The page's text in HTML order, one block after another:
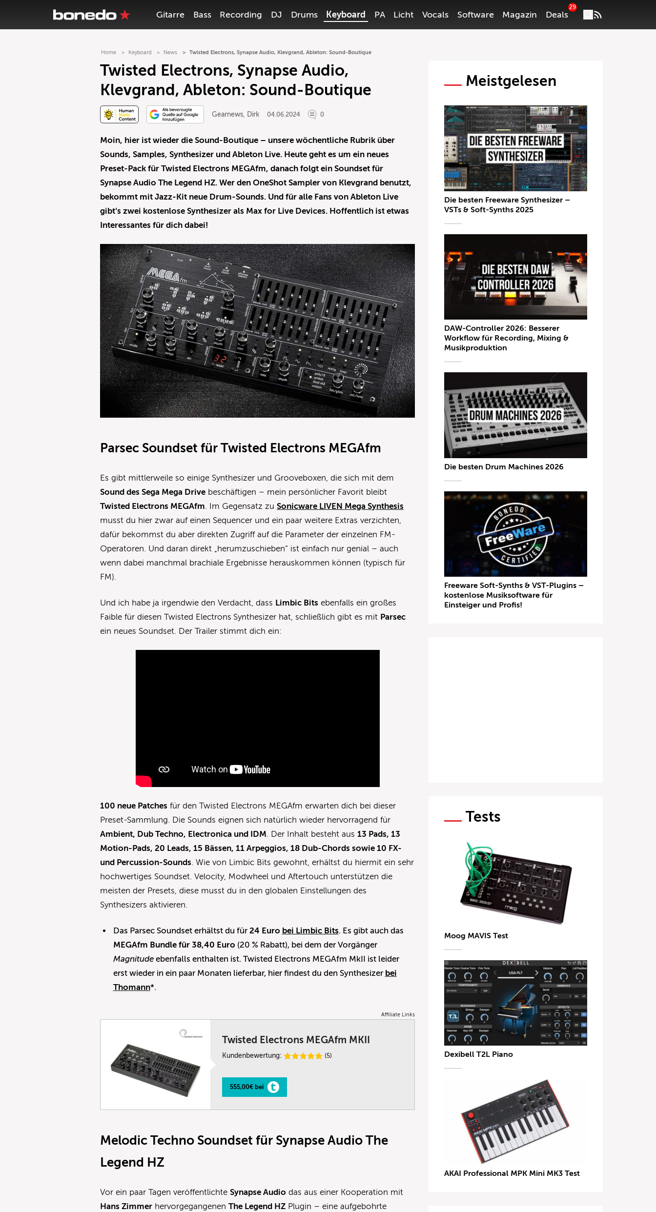
Gitarre Bass Recording DJ Drums Keyboard PA Licht Vocals Software Magazin Deals
29
Home Keyboard News Twisted Electrons, Synapse Audio, Klevgrand, Ableton: Sound-Boutique
Twisted Electrons, Synapse Audio,
Klevgrand, Ableton: Sound-Boutique
Gearnews, Dirk 04.06.2024 0
Moin, hier ist wieder die Sound-Boutique – unsere wöchentliche Rubrik über
Sounds, Samples, Synthesizer und Ableton Live. Heute geht es um ein neues
Preset-Pack für Twisted Electrons MEGAfm, danach folgt ein Soundset für
Synapse Audio The Legend HZ. Wer den OneShot Sampler von Klevgrand benutzt,
bekommt mit Jazz-Kit neue Drum-Sounds. Und für alle Fans von Ableton Live
gibt‘s zwei kostenlose Synthesizer als Max for Live Devices. Hoffentlich ist etwas
Interessantes für dich dabei!
Parsec Soundset für Twisted Electrons MEGAfm
Es gibt mittlerweile so einige Synthesizer und Grooveboxen, die sich mit dem
Sound des Sega Mega Drive beschäftigen – mein persönlicher Favorit bleibt
Twisted Electrons MEGAfm. Im Gegensatz zuSonicware LIVEN Mega Synthesis
musst du hier zwar auf einen Sequencer und ein paar weitere Extras verzichten,
dafür bekommst du aber direkten Zugriff auf die Parameter der einzelnen FM-
Operatoren. Und daran direkt „herumzuschieben“ ist einfach nur genial – auch
wenn dabei manchmal brachiale Ergebnisse herauskommen können (typisch für
FM).
Und ich habe ja irgendwie den Verdacht, dass Limbic Bits ebenfalls ein großes
Faible für diesen Twisted Electrons Synthesizer hat, schließlich gibt es mit Parsec
ein neues Soundset. Der Trailer stimmt dich ein:
100 neue Patches für den Twisted Electrons MEGAfm erwarten dich bei dieser
Preset-Sammlung. Die Sounds eignen sich natürlich wieder hervorragend für
Ambient, Dub Techno, Electronica und IDM. Der Inhalt besteht aus 13 Pads, 13
Motion-Pads, 20 Leads, 15 Bässen, 11 Arpeggios, 18 Dub-Chords sowie 10 FX-
und Percussion-Sounds. Wie von Limbic Bits gewohnt, erhältst du hiermit ein sehr
hochwertiges Soundset. Velocity, Modwheel und Aftertouch unterstützen die
meisten der Presets, diese musst du in den globalen Einstellungen des
Synthesizers aktivieren.
Das Parsec Soundset erhältst du für 24 Euro bei Limbic Bits. Es gibt auch das
MEGAfm Bundle für 38,40 Euro (20 % Rabatt), bei dem der Vorgänger
Magnitudeebenfalls enthalten ist. Twisted Electrons MEGAfm MkII ist leider
erst wieder in ein paar Monaten lieferbar, hier findest du den Synthesizer bei
Thomann*.
Affiliate Links
Twisted Electrons MEGAfm MKII
Kundenbewertung: (5)
555,00€ bei
Melodic Techno Soundset für Synapse Audio The
Legend HZ
Vor ein paar Tagen veröffentlichteSynapse Audio das aus einer Kooperation mit
Hans Zimmer hervorgegangenenThe Legend HZ Plugin – eine aufgebohrte
Meistgelesen
Die besten Freeware Synthesizer –
VSTs & Soft-Synths 2025
DAW-Controller 2026: Besserer
Workflow für Recording, Mixing &
Musikproduktion
Die besten Drum Machines 2026
Freeware Soft-Synths & VST-Plugins –
kostenlose Musiksoftware für
Einsteiger und Profis!
Tests
Moog MAVIS Test
Dexibell T2L Piano
AKAI Professional MPK Mini MK3 Test